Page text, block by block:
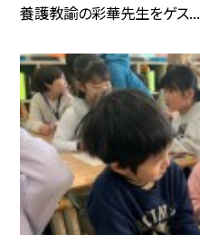
養護教諭の彩華先生をゲス...